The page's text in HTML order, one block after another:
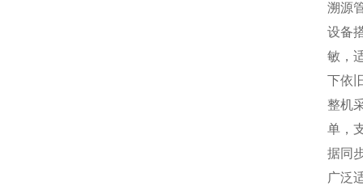
溯源
设备
敏，
下依
整机
单，
据同
广泛